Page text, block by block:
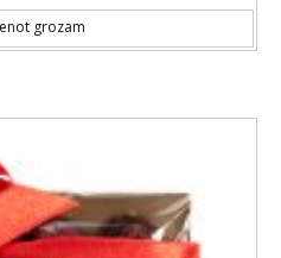
grozam